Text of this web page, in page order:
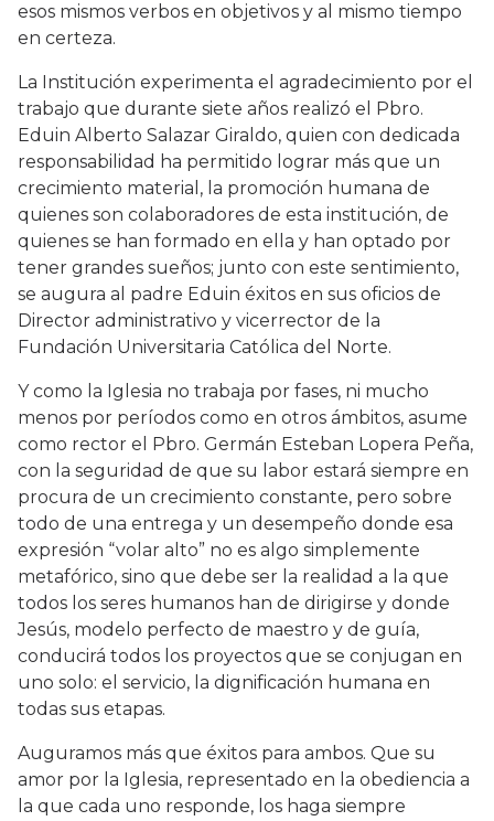
esos mismos verbos en objetivos y al mismo tiempo
en certeza.
La Institución experimenta el agradecimiento por el
trabajo que durante siete años realizó el Pbro.
Eduin Alberto Salazar Giraldo, quien con dedicada
responsabilidad ha permitido lograr más que un
crecimiento material, la promoción humana de
quienes son colaboradores de esta institución, de
quienes se han formado en ella y han optado por
tener grandes sueños; junto con este sentimiento,
se augura al padre Eduin éxitos en sus oficios de
Director administrativo y vicerrector de la
Fundación Universitaria Católica del Norte.
Y como la Iglesia no trabaja por fases, ni mucho
menos por períodos como en otros ámbitos, asume
como rector el Pbro. Germán Esteban Lopera Peña,
con la seguridad de que su labor estará siempre en
procura de un crecimiento constante, pero sobre
todo de una entrega y un desempeño donde esa
expresión “volar alto” no es algo simplemente
metafórico, sino que debe ser la realidad a la que
todos los seres humanos han de dirigirse y donde
Jesús, modelo perfecto de maestro y de guía,
conducirá todos los proyectos que se conjugan en
uno solo: el servicio, la dignificación humana en
todas sus etapas.
Auguramos más que éxitos para ambos. Que su
amor por la Iglesia, representado en la obediencia a
la que cada uno responde, los haga siempre